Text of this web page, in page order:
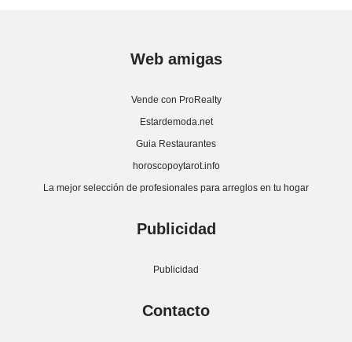
Web amigas
Vende con ProRealty
Estardemoda.net
Guia Restaurantes
horoscopoytarot.info
La mejor selección de profesionales para arreglos en tu hogar
Publicidad
Publicidad
Contacto